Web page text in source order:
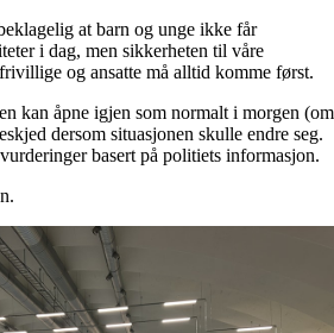
at barn og unge ikke får
i dag, men sikkerheten til våre
og ansatte må alltid komme først.
kan åpne igjen som normalt i morgen (om
dersom situasjonen skulle endre seg.
basert på politiets informasjon.